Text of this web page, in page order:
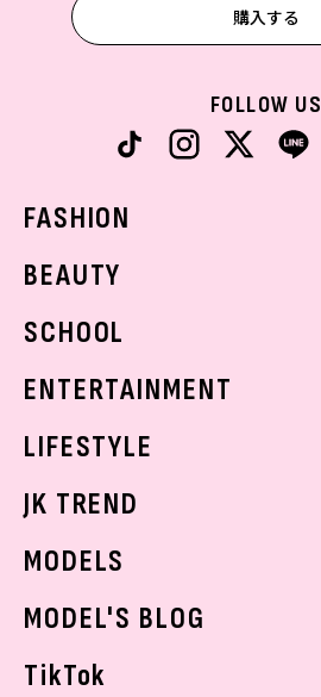
購入する
FOLLOW US
FASHION
着回し
BEAUTY
ベストコスメ
ボディケア
SCHOOL
学校ヘアメイク
ENTERTAINMENT
K-POP
LIFESTYLE
モデルの購入品
おでかけ
JK TREND
MODELS
MODEL'S BLOG
TikTok